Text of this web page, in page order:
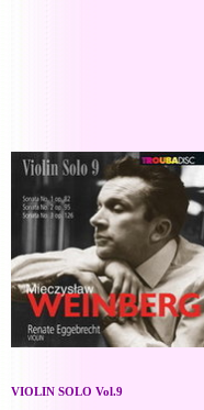
VIOLIN SOLO Vol.9